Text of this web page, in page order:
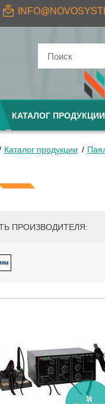
КАТАЛОГ ПРОДУКЦИИ
Каталог продукции
ПРОИЗВОДИТЕЛЯ: